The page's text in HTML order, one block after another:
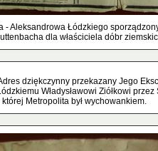
- Aleksandrowa Łódzkiego
dla właściciela dóbr
dziękczynny przekazany Jego
Władysławowi Ziółkowi przez
Metropolita był wychowankiem.